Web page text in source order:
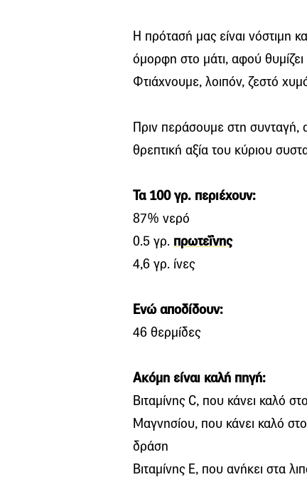
H πρότασή μας είναι νόστιμη
όμορφη στο μάτι, αφού θυμίζει
Φτιάχνουμε, λοιπόν, ζεστό
Πριν περάσουμε στη συνταγή,
θρεπτική αξία του κύριου
Τα 100 γρ. περιέχουν:
87% νερό
0.5 γρ. πρωτεΐνης
4,6 γρ. ίνες
Ενώ αποδίδουν:
46 θερμίδες
Ακόμη είναι καλή πηγή:
Bιταμίνης C, που κάνει καλό
Μαγνησίου, που κάνει καλό
δράση
Βιταμίνης Ε, που ανήκει στα